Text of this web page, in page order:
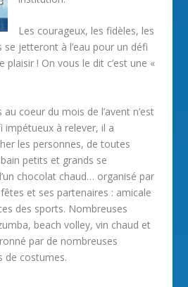
Les courageux, les fidèles, les
jetteront à l’eau pour un défi
! On vous le dit c’est une «
coeur du mois de l’avent n’est
impétueux à relever, il a
les personnes, de toutes
petits et grands se
chocolat chaud… organisé par
et ses partenaires : amicale
des sports. Nombreuses
beach volley, vin chaud et
par de nombreuses
de costumes.